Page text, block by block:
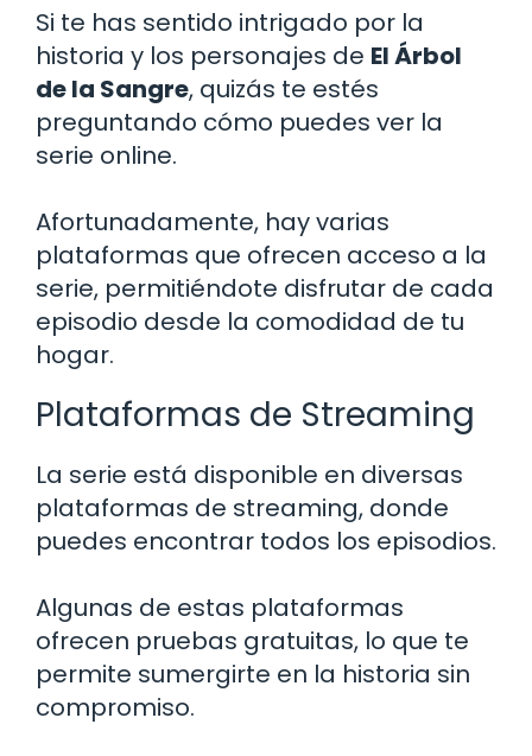
Si te has sentido intrigado por la
historia y los personajes de El Árbol
de la Sangre, quizás te estés
preguntando cómo puedes ver la
serie online.
Afortunadamente, hay varias
plataformas que ofrecen acceso a la
serie, permitiéndote disfrutar de cada
episodio desde la comodidad de tu
hogar.
Plataformas de Streaming
La serie está disponible en diversas
plataformas de streaming, donde
puedes encontrar todos los episodios.
Algunas de estas plataformas
ofrecen pruebas gratuitas, lo que te
permite sumergirte en la historia sin
compromiso.